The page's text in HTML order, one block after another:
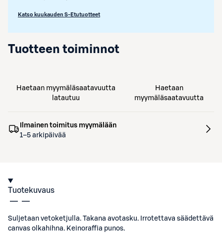
Katso kuukauden S-Etutuotteet
Tuotteen toiminnot
Haetaan myymäläsaatavuutta
latautuu
Haetaan
myymäläsaatavuutta
Ilmainen toimitus myymälään
1–5 arkipäivää
Tuotekuvaus
Suljetaan vetoketjulla. Takana avotasku. Irrotettava säädettävä
canvas olkahihna. Keinoraffia punos.